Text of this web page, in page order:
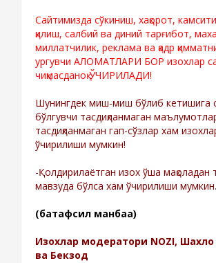
Сайтимизда сўкиниш, хақорот,
қилиш, салбий ва диний тарғибот,
миллатчилик, реклама ва қадр
ургувчи АЛОМАТЛАРИ БОР изохлар
чиқмасданоқ ЎЧИРИЛАДИ!
Шунингдек миш-миш бўлиб кетишига
бўлгувчи тасдиқланмаган
тасдиқланмаган гап-сўзлар хам
ўчирилиши мумкин!
-Қолдирилаётган изох ўша мақоладан
мавзуда бўлса хам ўчирилиши мумкин.
(батафсил манбаа)
Изохлар модератори NOZI,
ва Бекзод